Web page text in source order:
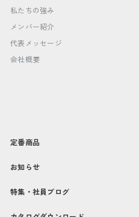
私たちの強み
メンバー紹介
代表メッセージ
会社概要
定番商品
お知らせ
特集・社員ブログ